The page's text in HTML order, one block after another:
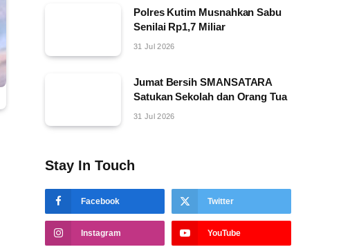
Polres Kutim Musnahkan Sabu
Senilai Rp1,7 Miliar
31 Jul 2026
Jumat Bersih SMANSATARA
Satukan Sekolah dan Orang Tua
31 Jul 2026
Stay In Touch
Facebook Twitter
Instagram YouTube